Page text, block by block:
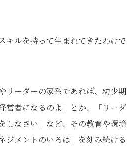
キルを持って生まれてきたわけで
リーダーの家系であれば、幼少期
営者になるのよ」とか、「リーダ
しなさい」など、その教育や環境
ジメントのいろは」を刻み続ける